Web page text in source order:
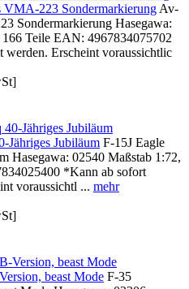
223 Sondermarkierung Av-
Sondermarkierung Hasegawa:
Teile EAN: 4967834075702
Erscheint voraussichtlic
Jähriges Jubiläum F-15J Eagle
Hasegawa: 02540 Maßstab 1:72,
*Kann ab sofort
voraussichtl ... mehr
beast Mode F-35